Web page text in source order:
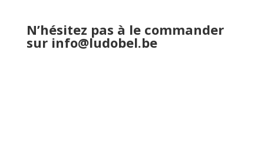
N’hésitez pas à le commander
sur info@ludobel.be